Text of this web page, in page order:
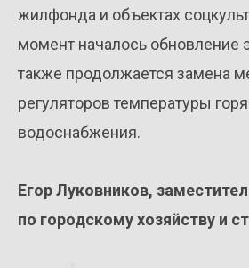
жилфонда и объектах
момент началось обновление
также продолжается замена
регуляторов температуры
водоснабжения.
Егор Луковников,
по городскому хозяйству и